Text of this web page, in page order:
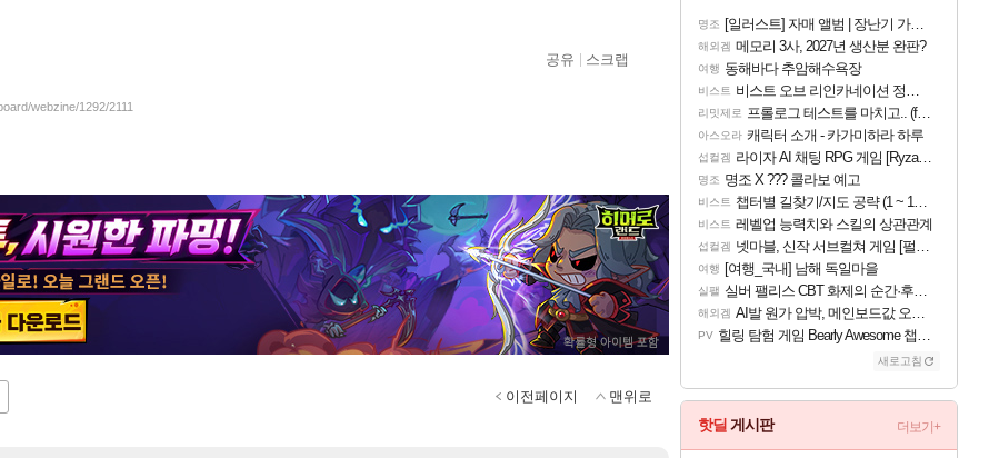
공유 스크랩
webzine/1292/2111
이전페이지 맨위로
명조 [일러스트] 자매 앨범 | 장난기 가득한 오후의 공원 (리메이크판)
해외겜 메모리 3사, 2027년 생산분 완판?
여행 동해바다 추암해수욕장
비스트 비스트 오브 리인카네이션 정보/공략글 모음
리밋제로 프롤로그 테스트를 마치고.. (feat. 리아)
아스오라 캐릭터 소개 - 카가미하라 하루
섭컬겜 라이자 AI 채팅 RPG 게임 [RyzaChat: AI] 공개
명조 명조 X ??? 콜라보 예고
비스트 챕터별 길찾기/지도 공략 (1 ~ 12장)
비스트 레벨업 능력치와 스킬의 상관관계
섭컬겜 넷마블, 신작 서브컬쳐 게임 [펄 인 블루] 티저 사이트 오픈
여행 [여행_국내] 남해 독일마을
실팰 실버 팰리스 CBT 화제의 순간·후기 모음
해외겜 AI발 원가 압박, 메인보드값 오르나
PV 힐링 탐험 게임 Bearly Awesome 챕터 1 트레일러
새로고침
핫딜 게시판 더보기+